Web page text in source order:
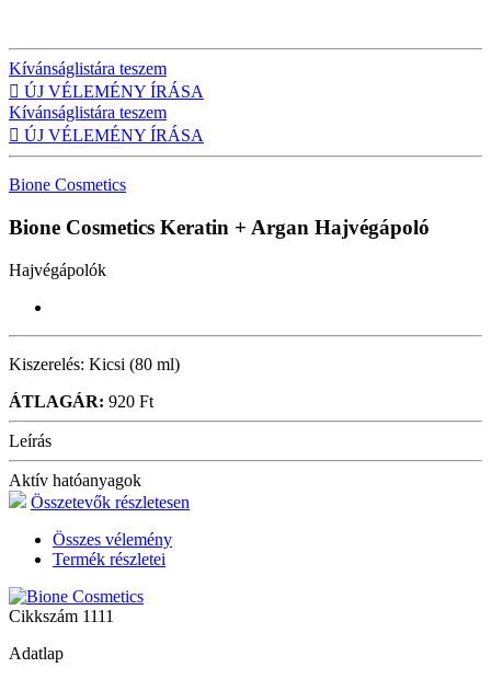
Kívánságlistára teszem
 ÚJ VÉLEMÉNY ÍRÁSA
Kívánságlistára teszem
 ÚJ VÉLEMÉNY ÍRÁSA
Bione Cosmetics
Bione Cosmetics Keratin + Argan Hajvégápoló
Hajvégápolók
Kiszerelés: Kicsi (80 ml)
ÁTLAGÁR: 920 Ft
Leírás
Aktív hatóanyagok
Összetevők részletesen
Összes vélemény
Termék részletei
Cikkszám 1111
Adatlap